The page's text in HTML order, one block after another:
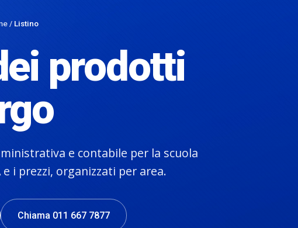
/ Listino
prodotti
e contabile per la scuola
i prezzi, organizzati per area.
Chiama 011 667 7877